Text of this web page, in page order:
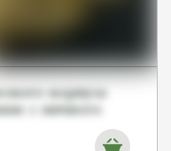
корпуса
с личного
Алексея С.